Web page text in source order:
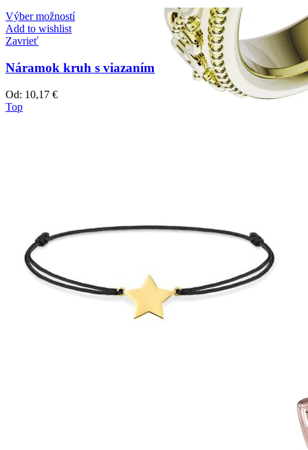
Elegant Night
Zásnubné prstne z kolekcie Elegant Night.
Výber možností
Add to wishlist
Zavrieť
Náramok kruh s viazaním
Od: 10,17 €
Top